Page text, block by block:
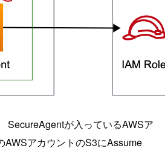
SecureAgentが入っているAWSア
AWSアカウントのS3にAssume